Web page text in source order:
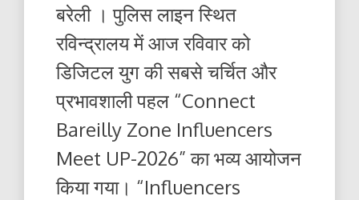
बरेली । पुलिस लाइन स्थित
रविन्द्रालय में आज रविवार को
डिजिटल युग की सबसे चर्चित और
प्रभावशाली पहल “Connect
Bareilly Zone Influencers
Meet UP-2026” का भव्य आयोजन
किया गया। “Influencers